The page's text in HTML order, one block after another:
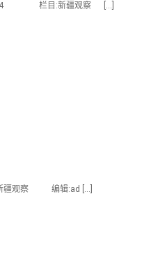
10/14 栏目:新疆观察 […]
疆观察 编辑:ad […]